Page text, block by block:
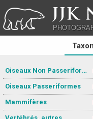
JJK
Oiseaux Non Passeriformes
Oiseaux Passeriformes
Mammifères